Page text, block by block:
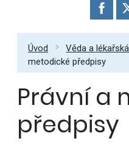
Úvod Věda a
metodické předpisy
Právní a
předpisy